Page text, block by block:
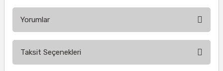
Yorumlar
Taksit Seçenekleri